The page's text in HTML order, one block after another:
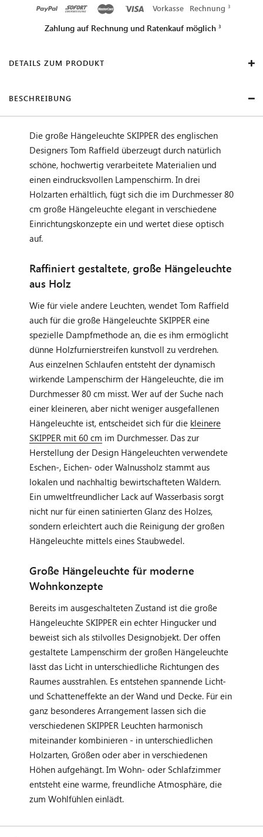
Vorkasse Rechnung
Zahlung auf Rechnung und Ratenkauf möglich
DETAILS ZUM PRODUKT
BESCHREIBUNG
Die große Hängeleuchte SKIPPER des englischen
Designers Tom Raffield überzeugt durch natürlich
schöne, hochwertig verarbeitete Materialien und
einen eindrucksvollen Lampenschirm. In drei
Holzarten erhältlich, fügt sich die im Durchmesser 80
cm große Hängeleuchte elegant in verschiedene
Einrichtungskonzepte ein und wertet diese optisch
auf.
Raffiniert gestaltete, große Hängeleuchte
aus Holz
Wie für viele andere Leuchten, wendet Tom Raffield
auch für die große Hängeleuchte SKIPPER eine
spezielle Dampfmethode an, die es ihm ermöglicht
dünne Holzfurnierstreifen kunstvoll zu verdrehen.
Aus einzelnen Schlaufen entsteht der dynamisch
wirkende Lampenschirm der Hängeleuchte, die im
Durchmesser 80 cm misst. Wer auf der Suche nach
einer kleineren, aber nicht weniger ausgefallenen
Hängeleuchte ist, entscheidet sich für die kleinere
SKIPPER mit 60 cm im Durchmesser. Das zur
Herstellung der Design Hängeleuchten verwendete
Eschen-, Eichen- oder Walnussholz stammt aus
lokalen und nachhaltig bewirtschafteten Wäldern.
Ein umweltfreundlicher Lack auf Wasserbasis sorgt
nicht nur für einen satinierten Glanz des Holzes,
sondern erleichtert auch die Reinigung der großen
Hängeleuchte mittels eines Staubwedel.
Große Hängeleuchte für moderne
Wohnkonzepte
Bereits im ausgeschalteten Zustand ist die große
Hängeleuchte SKIPPER ein echter Hingucker und
beweist sich als stilvolles Designobjekt. Der offen
gestaltete Lampenschirm der großen Hängeleuchte
lässt das Licht in unterschiedliche Richtungen des
Raumes ausstrahlen. Es entstehen spannende Licht-
und Schatteneffekte an der Wand und Decke. Für ein
ganz besonderes Arrangement lassen sich die
verschiedenen SKIPPER Leuchten harmonisch
miteinander kombinieren - in unterschiedlichen
Holzarten, Größen oder aber in verschiedenen
Höhen aufgehängt. Im Wohn- oder Schlafzimmer
entsteht eine warme, freundliche Atmosphäre, die
zum Wohlfühlen einlädt.